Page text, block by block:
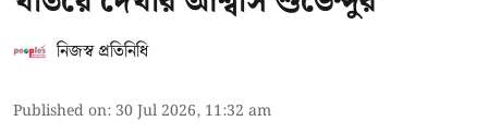
নিজস্ব প্রতিনিধি
Published on: 30 Jul 2026, 11:32 am